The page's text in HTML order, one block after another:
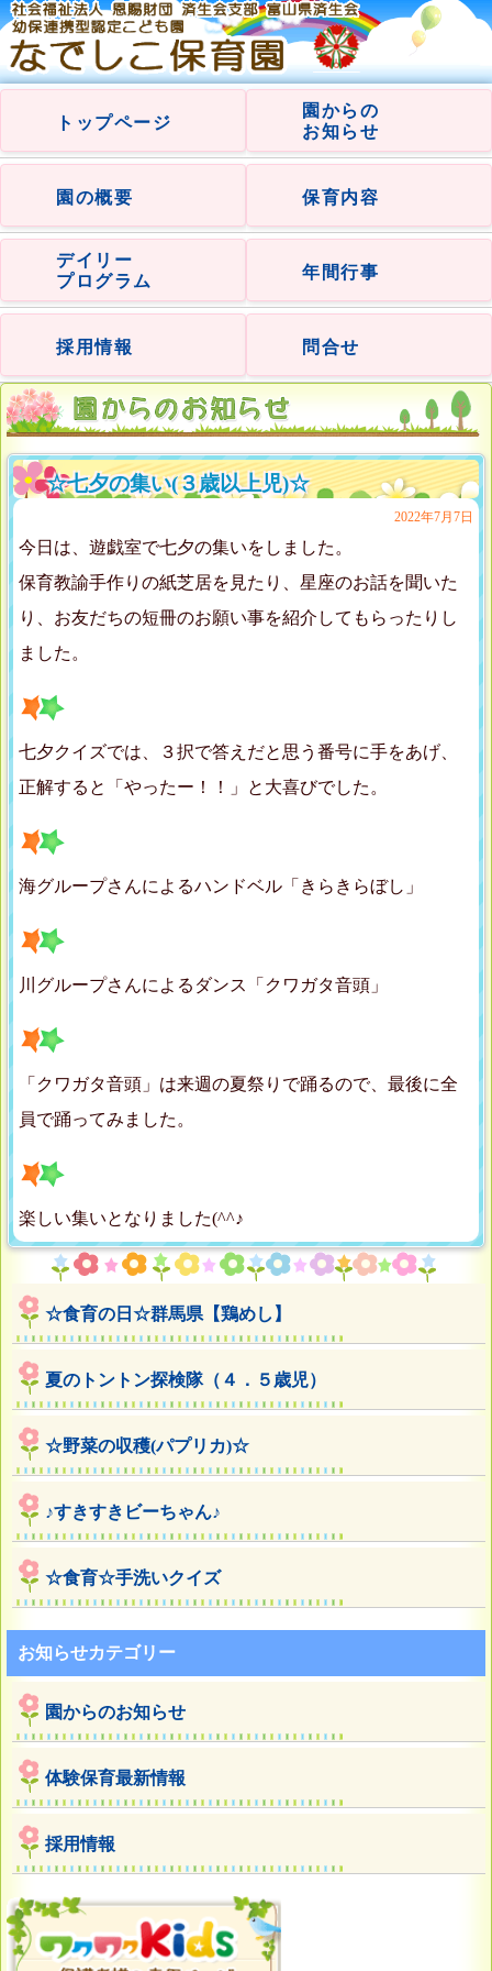
トップページ
園からの
お知らせ
園の概要 保育内容
デイリー
プログラム
年間行事
採用情報 問合せ
☆七夕の集い(３歳以上児)☆
2022年7月7日
今日は、遊戯室で七夕の集いをしました。
保育教諭手作りの紙芝居を見たり、星座のお話を聞いた
り、お友だちの短冊のお願い事を紹介してもらったりし
ました。
七夕クイズでは、３択で答えだと思う番号に手をあげ、
正解すると「やったー！！」と大喜びでした。
海グループさんによるハンドベル「きらきらぼし」
川グループさんによるダンス「クワガタ音頭」
「クワガタ音頭」は来週の夏祭りで踊るので、最後に全
員で踊ってみました。
楽しい集いとなりました(^^♪
☆食育の日☆群馬県【鶏めし】
夏のトントン探検隊（４．５歳児）
☆野菜の収穫(パプリカ)☆
♪すきすきビーちゃん♪
☆食育☆手洗いクイズ
お知らせカテゴリー
園からのお知らせ
体験保育最新情報
採用情報